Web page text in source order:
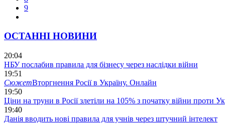
9
ОСТАННІ НОВИНИ
20:04
НБУ послабив правила для бізнесу через наслідки війни
19:51
СюжетВторгнення Росії в Україну. Онлайн
19:50
Ціни на труни в Росії злетіли на 105% з початку війни проти
19:40
Данія вводить нові правила для учнів через штучний інтелект